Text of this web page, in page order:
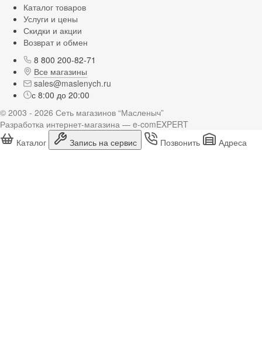
Каталог товаров
Услуги и цены
Скидки и акции
Возврат и обмен
8 800 200-82-71
Все магазины
sales@maslenych.ru
с 8:00 до 20:00
© 2003 - 2026 Сеть магазинов “Масленыч”
Разработка интернет-магазина — e-comEXPERT
Каталог
Запись на сервис Позвонить Адреса